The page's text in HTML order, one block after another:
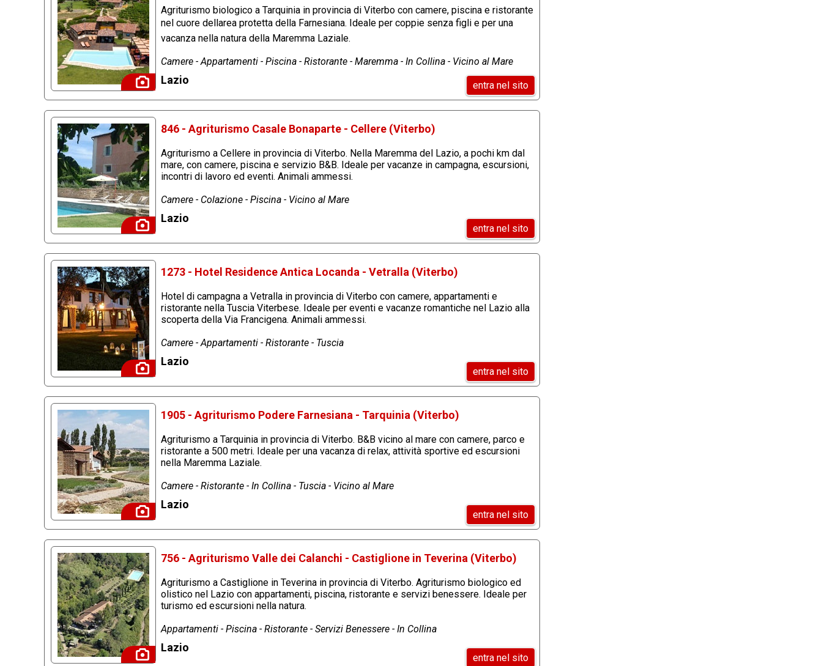
Agriturismo biologico a Tarquinia in provincia di Viterbo con camere, piscina e ristorante
nel cuore dellarea protetta della Farnesiana. Ideale per coppie senza figli e per una
vacanza nella natura della Maremma Laziale.
Camere - Appartamenti - Piscina - Ristorante - Maremma - In Collina - Vicino al Mare
Lazio entra nel sito
846 - Agriturismo Casale Bonaparte - Cellere (Viterbo)
Agriturismo a Cellere in provincia di Viterbo. Nella Maremma del Lazio, a pochi km dal
mare, con camere, piscina e servizio B&B. Ideale per vacanze in campagna, escursioni,
incontri di lavoro ed eventi. Animali ammessi.
Camere - Colazione - Piscina - Vicino al Mare
Lazio
entra nel sito
1273 - Hotel Residence Antica Locanda - Vetralla (Viterbo)
Hotel di campagna a Vetralla in provincia di Viterbo con camere, appartamenti e
ristorante nella Tuscia Viterbese. Ideale per eventi e vacanze romantiche nel Lazio alla
scoperta della Via Francigena. Animali ammessi.
Camere - Appartamenti - Ristorante - Tuscia
Lazio
entra nel sito
1905 - Agriturismo Podere Farnesiana - Tarquinia (Viterbo)
Agriturismo a Tarquinia in provincia di Viterbo. B&B vicino al mare con camere, parco e
ristorante a 500 metri. Ideale per una vacanza di relax, attività sportive ed escursioni
nella Maremma Laziale.
Camere - Ristorante - In Collina - Tuscia - Vicino al Mare
Lazio
entra nel sito
756 - Agriturismo Valle dei Calanchi - Castiglione in Teverina (Viterbo)
Agriturismo a Castiglione in Teverina in provincia di Viterbo. Agriturismo biologico ed
olistico nel Lazio con appartamenti, piscina, ristorante e servizi benessere. Ideale per
turismo ed escursioni nella natura.
Appartamenti - Piscina - Ristorante - Servizi Benessere - In Collina
Lazio
entra nel sito